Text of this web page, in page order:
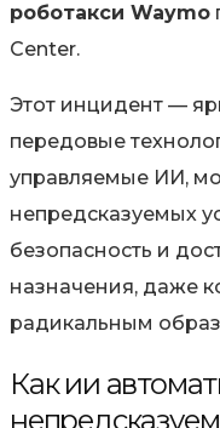
роботакси Waymo
Center.
Этот инцидент —
передовые
управляемые ИИ,
непредсказуемых
безопасность и
назначения, даже
радикальным
Как ии